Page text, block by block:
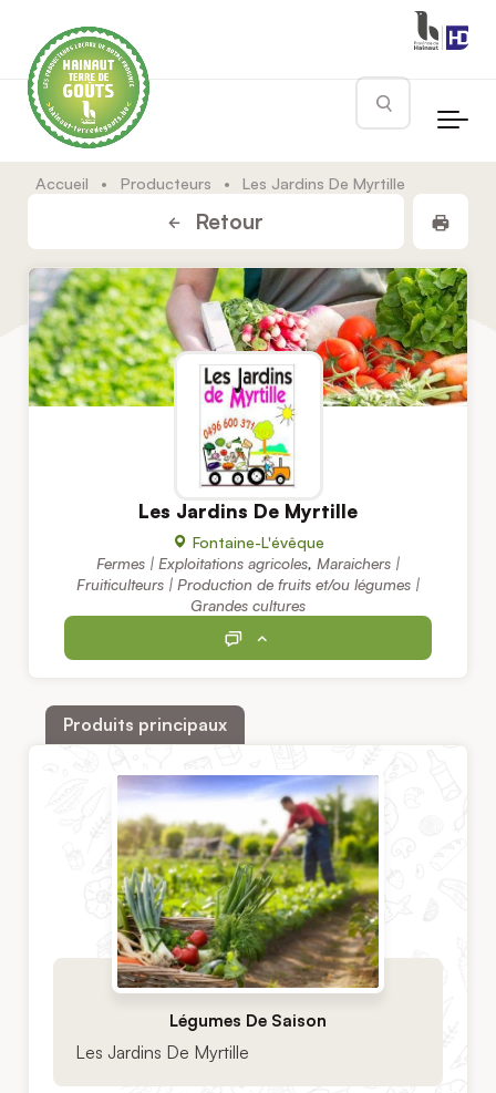
Rechercher
Accueil • Producteurs • Les Jardins De Myrtille
Retour
Les Jardins De Myrtille
Fontaine-L'évêque
Fermes | Exploitations agricoles, Maraichers |
Fruiticulteurs | Production de fruits et/ou légumes |
Grandes cultures
Produits principaux
Légumes De Saison
Les Jardins De Myrtille